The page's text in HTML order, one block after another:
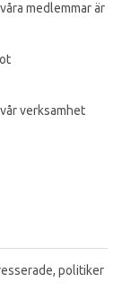
medlemmar är
verksamhet
politiker